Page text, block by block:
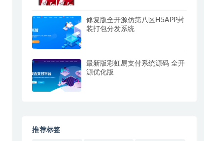
修复版全开源仿第八区H5APP封
装打包分发系统
最新版彩虹易支付系统源码 全开
源优化版
推荐标签